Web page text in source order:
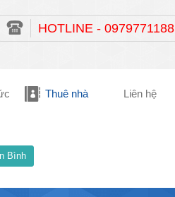
HOTLINE - 0979771188
Thuê nhà Liên hệ
Bình